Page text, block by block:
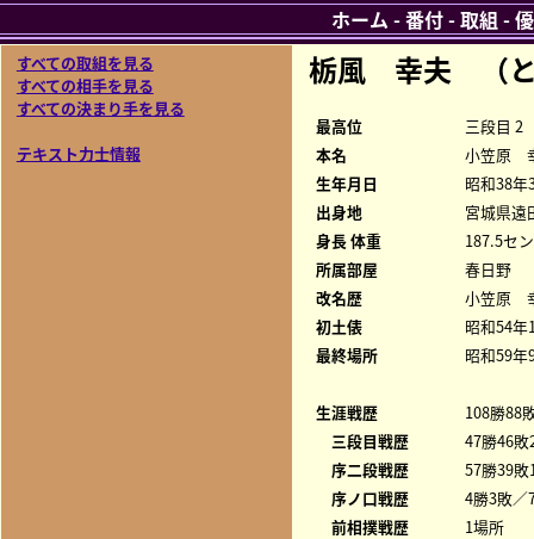
すべての取組を見る
すべての相手を見る
すべての決まり手を見る
テキスト力士情報
栃風 幸夫 （
最高位
三段目 2
本名
小笠原
生年月日
昭和38年
出身地
宮城県遠
身長 体重
187.5セ
所属部屋
春日野
改名歴
小笠原
初土俵
昭和54年
最終場所
昭和59年
生涯戦歴
108勝88
三段目戦歴
47勝46
序二段戦歴
57勝39
序ノ口戦歴
4勝3敗／
前相撲戦歴
1場所
ホーム -番付-取組 -